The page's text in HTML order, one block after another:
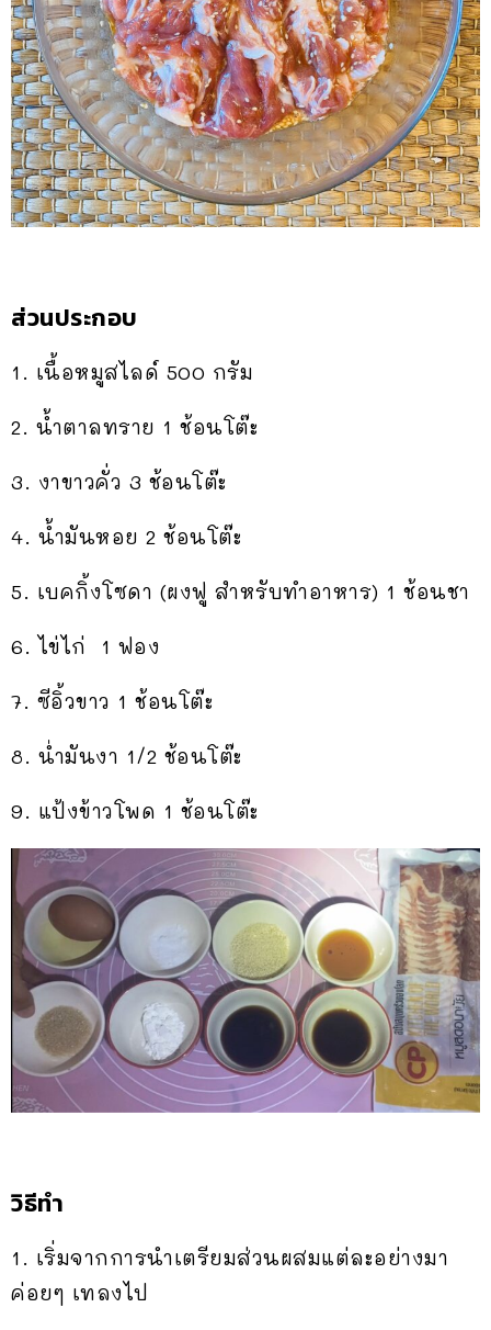
ส่วนประกอบ
1. เนื้อหมูสไลด์ 500 กรัม
2. น้ำตาลทราย 1 ช้อนโต๊ะ
3. งาขาวคั่ว 3 ช้อนโต๊ะ
4. น้ำมันหอย 2 ช้อนโต๊ะ
5. เบคกิ้งโซดา (ผงฟู สำหรับทำอาหาร) 1 ช้อนชา
6. ไข่ไก่ 1 ฟอง
7. ซีอิ้วขาว 1 ช้อนโต๊ะ
8. น่ำมันงา 1/2 ช้อนโต๊ะ
9. แป้งข้าวโพด 1 ช้อนโต๊ะ
วิธีทำ
1. เริ่มจากการนำเตรียมส่วนผสมแต่ละอย่างมา
ค่อยๆ เทลงไป